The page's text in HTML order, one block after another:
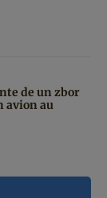
de un zbor
avion au